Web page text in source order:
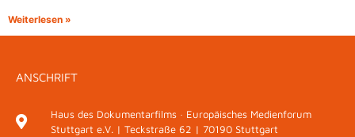
Weiterlesen »
ANSCHRIFT
Haus des Dokumentarfilms · Europäisches Medienforum
Stuttgart e.V. | Teckstraße 62 | 70190 Stuttgart